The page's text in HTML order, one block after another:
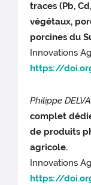
traces (Pb,
végétaux,
porcines du
Innovations
https://
Philippe
complet
de produits
agricole.
Innovations
https://